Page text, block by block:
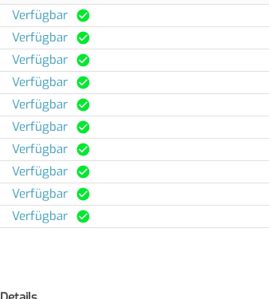
Verfügbar
Verfügbar
Verfügbar
Verfügbar
Verfügbar
Verfügbar
Verfügbar
Verfügbar
Verfügbar
Verfügbar